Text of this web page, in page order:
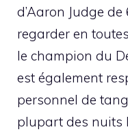
d’Aaron Judge
regarder en
le champion du
est également
personnel de
plupart des nuits